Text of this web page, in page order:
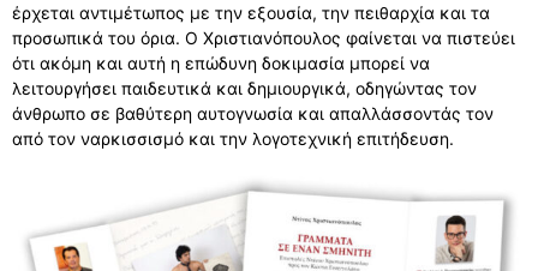
έρχεται αντιμέτωπος με την εξουσία, την πειθαρχία και τα
προσωπικά του όρια. Ο Χριστιανόπουλος φαίνεται να πιστεύει
ότι ακόμη και αυτή η επώδυνη δοκιμασία μπορεί να
λειτουργήσει παιδευτικά και δημιουργικά, οδηγώντας τον
άνθρωπο σε βαθύτερη αυτογνωσία και απαλλάσσοντάς τον
από τον ναρκισσισμό και την λογοτεχνική επιτήδευση.